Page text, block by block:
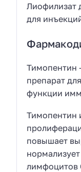
Лиофилизат
для
Тимопентин
препарат
функции
Тимопентин
повышает
лимфоцитов